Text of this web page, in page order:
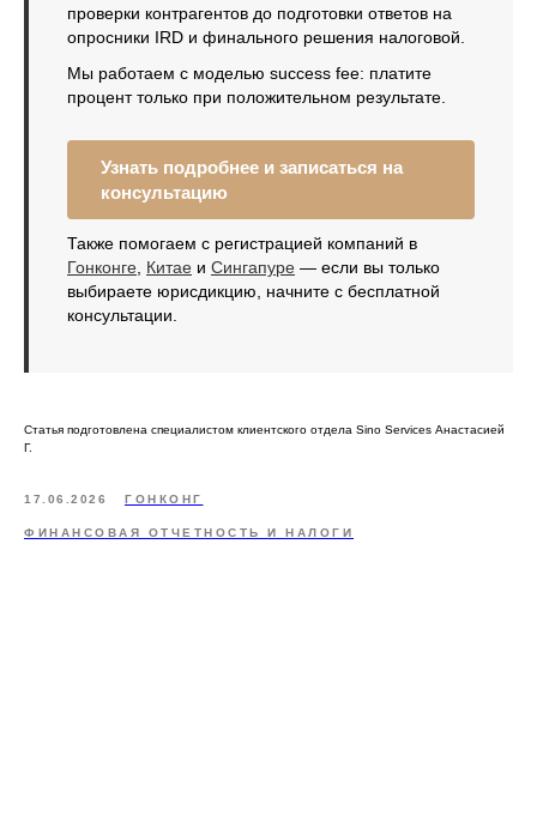
проверки контрагентов до подготовки ответов на
опросники IRD и финального решения налоговой.
Мы работаем с моделью success fee: платите
процент только при положительном результате.
Узнать подробнее и записаться на
консультацию
Также помогаем с регистрацией компаний в
Гонконге Китае и Сингапуре — если вы только
выбираете юрисдикцию, начните с бесплатной
консультации.
Статья подготовлена специалистом клиентского отдела Sino Services Анастасией
Г.
17.06.2026 ГОНКОНГ
ФИНАНСОВАЯ ОТЧЕТНОСТЬ И НАЛОГИ